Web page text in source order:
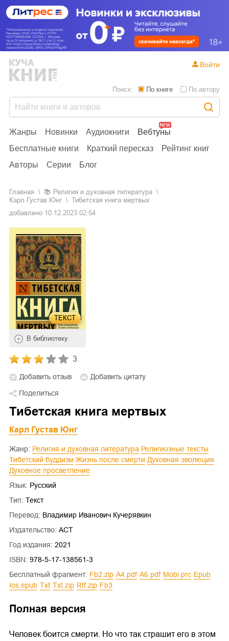
Жанры Новинки Аудиокниги
Вебтуны
Бесплатные книги
Краткий пересказ
Рейтинг книг
Авторы
Серии Блог
Поиск: По книге По автору
Войти
Главная 📚
религия и духовная литература
Карл Густав Юнг
Тибетская книга мертвых
добавлено 10.12.2023 02:54
ТЕКСТ
В библиотеку
3
Добавить отзыв
Добавить цитату
Поделиться
Тибетская книга мертвых
Карл Густав Юнг
Жанр: Религия и духовная литература
Религиозные тексты
Тибетский буддизм
Жизнь после смерти
Духовная эволюция
Духовное просветление
Язык: Русский
Тип: Текст
Перевод: Владимир Иванович Кучерявкин
Издательство: АСТ
Год издания: 2021
ISBN: 978-5-17-138561-3
Бесплатный фрагмент:
fb2.zip a4.pdf a6.pdf mobi.prc
epub
ios.epub
txt txt.zip rtf.zip fb3
Полная версия
Человек боится смерти. Но что так страшит его в этом